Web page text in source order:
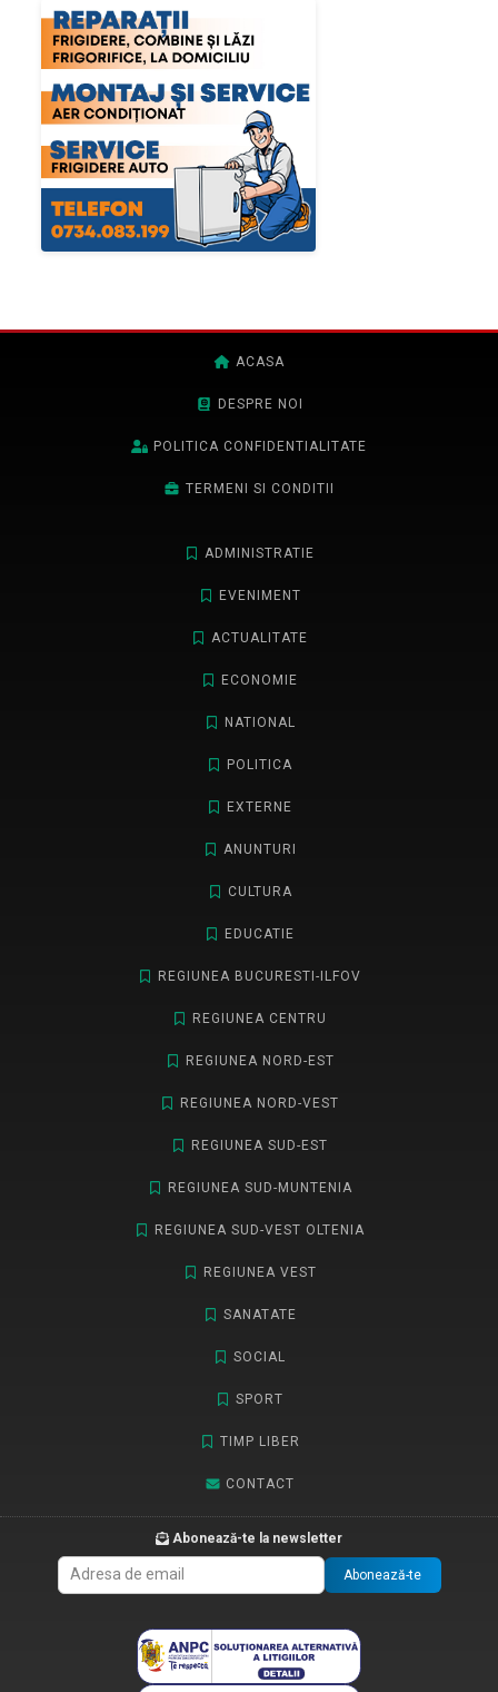
ACASA
DESPRE NOI
POLITICA CONFIDENTIALITATE
TERMENI SI CONDITII
ADMINISTRATIE
EVENIMENT
ACTUALITATE
ECONOMIE
NATIONAL
POLITICA
EXTERNE
ANUNTURI
CULTURA
EDUCATIE
REGIUNEA BUCURESTI-ILFOV
REGIUNEA CENTRU
REGIUNEA NORD-EST
REGIUNEA NORD-VEST
REGIUNEA SUD-EST
REGIUNEA SUD-MUNTENIA
REGIUNEA SUD-VEST OLTENIA
REGIUNEA VEST
SANATATE
SOCIAL
SPORT
TIMP LIBER
CONTACT
Abonează-te la newsletter
Abonează-te